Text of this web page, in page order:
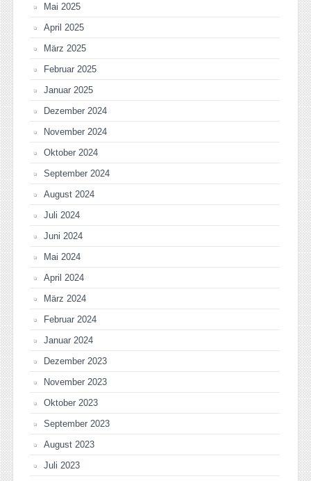
Mai 2025
April 2025
März 2025
Februar 2025
Januar 2025
Dezember 2024
November 2024
Oktober 2024
September 2024
August 2024
Juli 2024
Juni 2024
Mai 2024
April 2024
März 2024
Februar 2024
Januar 2024
Dezember 2023
November 2023
Oktober 2023
September 2023
August 2023
Juli 2023